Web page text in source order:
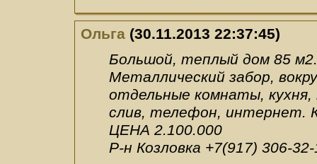
Ольга (30.11.2013 22:37:45)
Большой, теплый дом 85
Металлический забор,
отдельные комнаты, кухня,
слив, телефон, интернет.
ЦЕНА 2.100.000
Р-н Козловка +7(917) 306-